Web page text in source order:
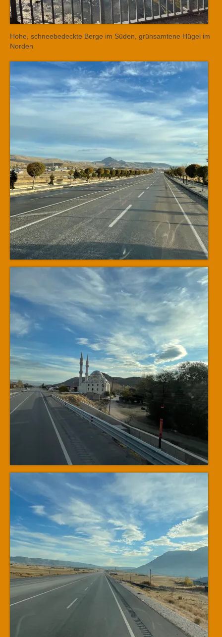
Hohe, schneebedeckte Berge im Süden, grünsamtene Hügel im
Norden